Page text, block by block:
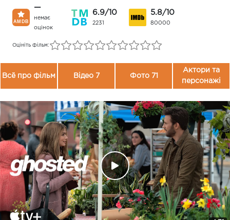
—
немає
оцінок
6.9/10
2231
5.8/10
80000
Оцініть фільм:
Всё про фільм Відео 7 Фото 71
Актори та
персонажі